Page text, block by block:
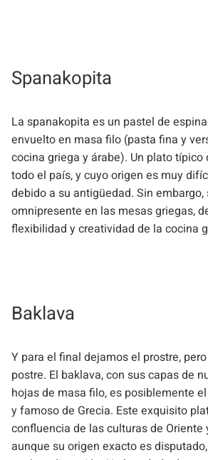
Spanakopita
La spanakopita es un pastel de
envuelto en masa filo (pasta fina y
cocina griega y árabe). Un plato
todo el país, y cuyo origen es muy
debido a su antigüedad. Sin
omnipresente en las mesas griegas,
flexibilidad y creatividad de la cocina
Baklava
Y para el final dejamos el prostre,
postre. El baklava, con sus capas de
hojas de masa filo, es posiblemente
y famoso de Grecia. Este exquisito
confluencia de las culturas de Oriente
aunque su origen exacto es